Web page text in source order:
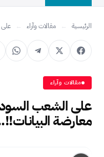
الرئيسية ← مقالات وآراء ← على
مقالات وآراء
على الشعب
معارضة